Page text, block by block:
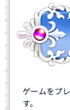
ゲームをプ
す。